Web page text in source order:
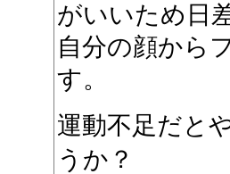
がいいため日
自分の顔から
す。
運動不足だと
うか？